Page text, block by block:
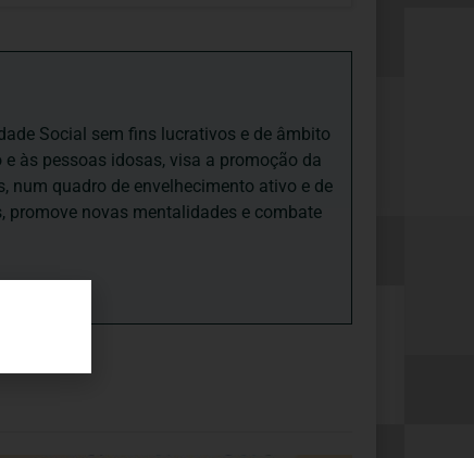
Social sem fins lucrativos e de âmbito
às pessoas idosas, visa a promoção da
num quadro de envelhecimento ativo e de
promove novas mentalidades e combate